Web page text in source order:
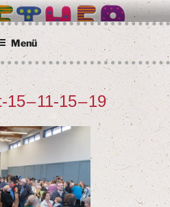
Menü
15–11-15–19